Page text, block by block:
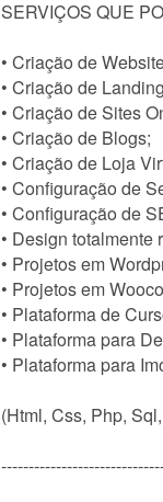
SERVIÇOS QUE
• Criação de
• Criação de
• Criação de Sites
• Criação de Blogs;
• Criação de Loja
• Configuração de
• Configuração de
• Design totalmente
• Projetos em
• Projetos em
• Plataforma de
• Plataforma para
• Plataforma para
(Html, Css, Php,